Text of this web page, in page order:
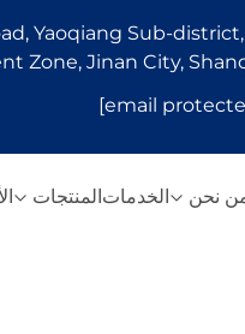
Yaoqiang Sub-
Zone, Jinan City,
نحن الخدماتالمنتجات